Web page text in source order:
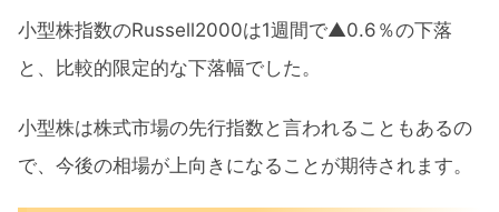
小型株指数のRussell2000は1週間で▲0.6％の下落
と、比較的限定的な下落幅でした。
小型株は株式市場の先行指数と言われることもあるの
で、今後の相場が上向きになることが期待されます。